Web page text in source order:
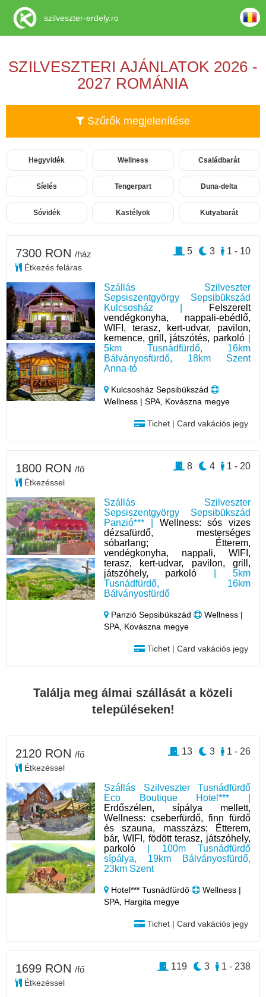
SZILVESZTERI AJÁNLATOK 2026 -
2027 ROMÁNIA
Szűrők megjelenítése
Hegyvidék Wellness Családbarát
Síelés Tengerpart Duna-delta
Sóvidék Kastélyok Kutyabarát
Szállás Szilveszter
Sepsiszentgyörgy Sepsibükszád
Kulcsosház |
Felszerelt
vendégkonyha, nappali-ebédlő,
WIFI, terasz, kert-udvar, pavilon,
kemence, grill, játszótés, parkoló
5km Tusnádfürdő, 16km
Bálványosfürdő, 18km Szent
Anna-tó
Kulcsosház Sepsibükszád
Wellness | SPA, Kovászna megye
Tichet | Card vakációs jegy
7300 RON /ház
Étkezés feláras
1 - 10
3
5
Szállás Szilveszter
Sepsiszentgyörgy Sepsibükszád
Panzió*** | Wellness: sós vizes
dézsafürdő, mesterséges
sóbarlang; Étterem,
vendégkonyha, nappali, WIFI,
terasz, kert-udvar, pavilon, grill,
játszóhely, parkoló | 5km
Tusnádfürdő, 16km
Bálványosfürdő
Panzió Sepsibükszád
Wellness |
SPA, Kovászna megye
Tichet | Card vakációs jegy
1800 RON /fő
Étkezéssel
1 - 20
4
8
Találja meg álmai szállását a közeli
településeken!
Szállás Szilveszter Tusnádfürdő
Eco Boutique Hotel*** |
Erdőszélen, sípálya mellett,
Wellness: cseberfürdő, finn fürdő
és szauna, masszázs; Étterem,
bár, WIFI, födött terasz, játszóhely,
parkoló | 100m Tusnádfürdő
sípálya, 19km Bálványosfürdő,
23km Szent
Hotel*** Tusnádfürdő
Wellness |
SPA, Hargita megye
Tichet | Card vakációs jegy
2120 RON /fő
Étkezéssel
1 - 26
3
13
1699 RON /fő
Étkezéssel
1 - 238
3
119
szilveszter-erdely.ro